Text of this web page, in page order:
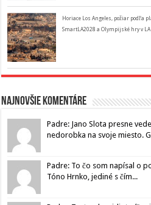
Horiace Los Angeles, požiar podľa
SmartLA2028 a Olympijské hry v LA
Najnovšie komentáre
Padre: Jano Slota presne
nedorobka na svoje miesto.
Padre: To čo som napísal o
Tóno Hrnko, jediné s čím...